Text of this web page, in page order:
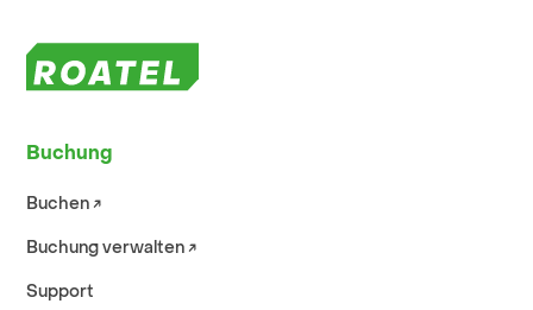
Buchung
Buchen ↗︎
Buchung verwalten ↗︎
Support